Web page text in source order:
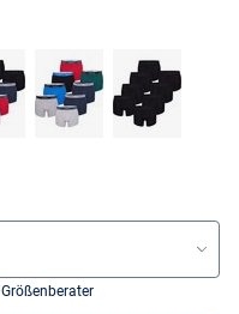
Größenberater